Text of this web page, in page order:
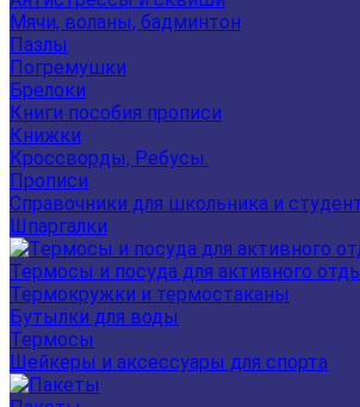
Мячи, воланы, бадминтон
Пазлы
Погремушки
Брелоки
Книги пособия прописи
Книжки
Кроссворды, Ребусы.
Прописи
Справочники для школьника и
Шпаргалки
Термосы и посуда для активного
Термокружки и термостаканы
Бутылки для воды
Термосы
Шейкеры и аксессуары для спорта